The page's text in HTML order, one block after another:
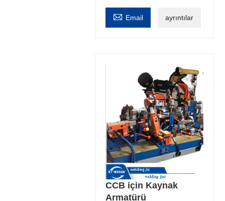
 Email ayrıntılar
CCB için Kaynak
Armatürü